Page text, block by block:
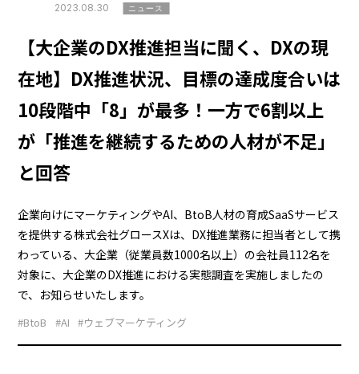
2023.08.30 ニュース
【大企業のDX推進担当に聞く、DXの現
在地】DX推進状況、目標の達成度合いは
10段階中「8」が最多！一方で6割以上
が「推進を継続するための人材が不足」
と回答
企業向けにマーケティングやAI、BtoB人材の育成SaaSサービス
を提供する株式会社グロースXは、DX推進業務に担当者として携
わっている、大企業（従業員数1000名以上）の会社員112名を
対象に、大企業のDX推進における実態調査を実施しましたの
で、お知らせいたします。
#BtoB #AI #ウェブマーケティング